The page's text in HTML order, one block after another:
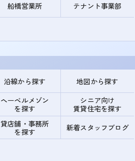
船橋営業所 テナント事業部
沿線から探す 地図から探す
ヘーベルメゾン
を探す
シニア向け
賃貸住宅を探す
貸店舗・事務所
を探す
新着スタッフブログ